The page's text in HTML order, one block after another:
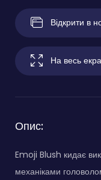
Відкрити в
На весь
Опис:
Emoji Blush кидає
механіками